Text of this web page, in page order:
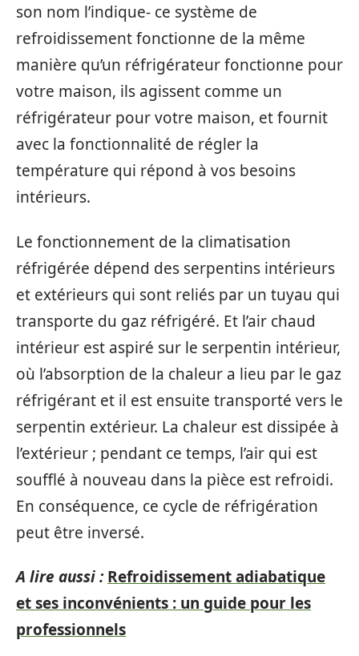
son nom l’indique- ce système de
refroidissement fonctionne de la même
manière qu’un réfrigérateur fonctionne pour
votre maison, ils agissent comme un
réfrigérateur pour votre maison, et fournit
avec la fonctionnalité de régler la
température qui répond à vos besoins
intérieurs.
Le fonctionnement de la climatisation
réfrigérée dépend des serpentins intérieurs
et extérieurs qui sont reliés par un tuyau qui
transporte du gaz réfrigéré. Et l’air chaud
intérieur est aspiré sur le serpentin intérieur,
où l’absorption de la chaleur a lieu par le gaz
réfrigérant et il est ensuite transporté vers le
serpentin extérieur. La chaleur est dissipée à
l’extérieur ; pendant ce temps, l’air qui est
soufflé à nouveau dans la pièce est refroidi.
En conséquence, ce cycle de réfrigération
peut être inversé.
A lire aussi : Refroidissement adiabatique
et ses inconvénients : un guide pour les
professionnels